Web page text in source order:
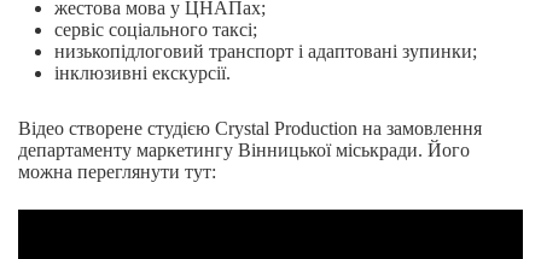
жестова мова у ЦНАПах;
сервіс соціального таксі;
низькопідлоговий транспорт і адаптовані зупинки;
інклюзивні екскурсії.
Відео створене студією Crystal Production на замовлення
департаменту маркетингу Вінницької міськради. Його
можна переглянути тут: